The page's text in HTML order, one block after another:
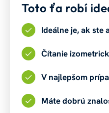
Toto ťa robí
Ideálne je, ak
Čítanie
V najlepšom
Máte dobrú